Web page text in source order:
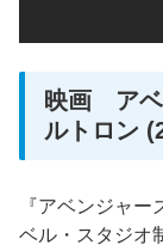
映画 アベ
ルトロン
『アベンジャ
ベル・スタジオ